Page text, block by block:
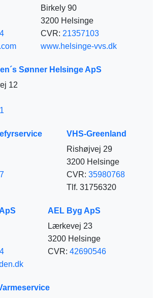
Birkely 90
3200 Helsinge
CVR: 21357103
www.helsinge-vvs.dk
Sønner Helsinge ApS
12
VHS-Greenland
Rishøjvej 29
3200 Helsinge
CVR: 35980768
Tlf. 31756320
AEL Byg ApS
Lærkevej 23
3200 Helsinge
CVR: 42690546